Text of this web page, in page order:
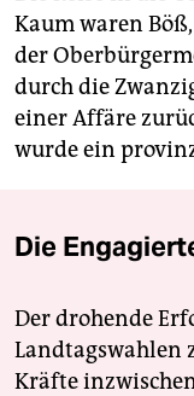
Kaum waren
der
durch die
einer Affäre
wurde ein
Die
Der drohende
Landtagswahlen
Kräfte